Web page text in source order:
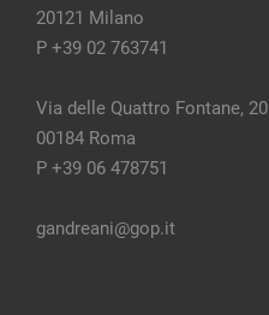
20121 Milano
P +39 02 763741
Via delle Quattro Fontane, 20
00184 Roma
P +39 06 478751
gandreani@gop.it